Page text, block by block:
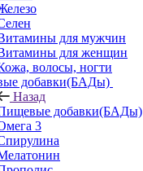
для мужчин
для женщин
волосы, ногти
добавки(БАДы)
Назад
добавки(БАДы)
3